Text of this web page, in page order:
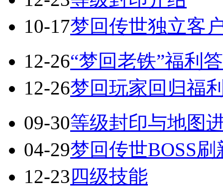
10-17梦回传世独立客
12-26“梦回老铁”福利
12-26梦回玩家回归福
09-30等级封印与地图
04-29梦回传世BOSS刷
12-23 四级技能